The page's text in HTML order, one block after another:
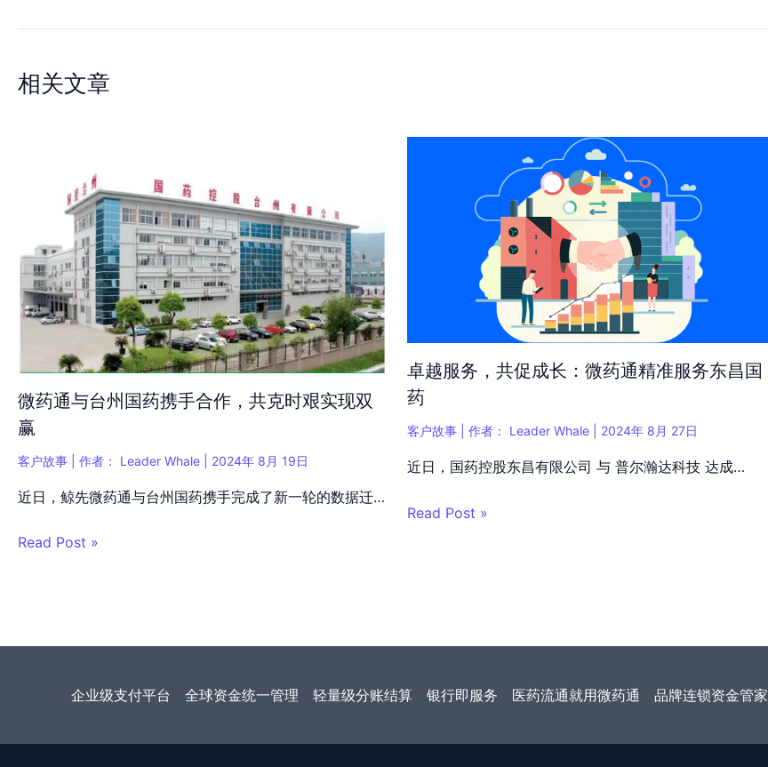
相关文章
微药通与台州国药携手合作，共克时艰实现双
赢
客户故事 | 作者： Leader Whale 2024年 8月 19日
近日，鲸先微药通与台州国药携手完成了新一轮的数据迁…
Read Post »
卓越服务，共促成长：微药通精准服务东昌国
药
客户故事 | 作者： Leader Whale 2024年 8月 27日
近日，国药控股东昌有限公司 与 普尔瀚达科技 达成…
Read Post »
企业级支付平台 全球资金统一管理 轻量级分账结算 银行即服务 医药流通就用微药通 品牌连锁资金管家